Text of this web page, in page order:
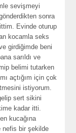
sevişmeyi
sonra
Evinde oturup
kocamla seks
girdiğimde beni
sarıldı ve
belimi tutarken
açtığım için çok
istiyorum.
sert sikini
kadar itti.
kucağına
nefis bir şekilde